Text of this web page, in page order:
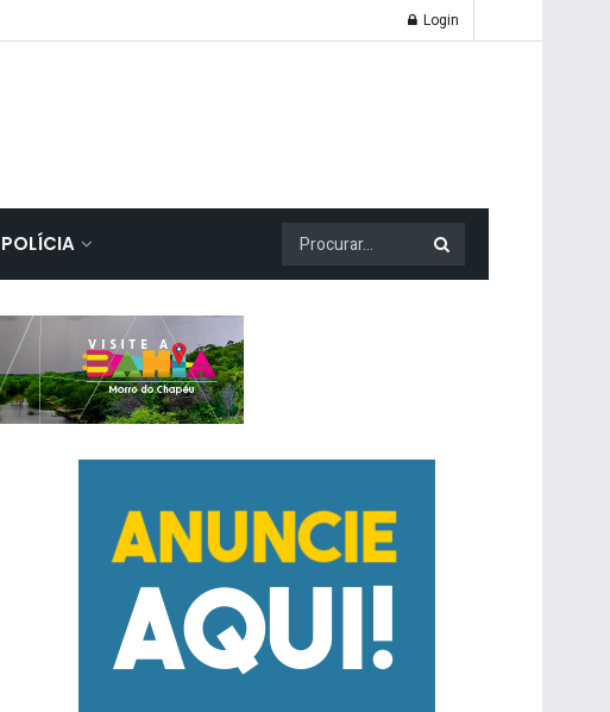
Login
POLÍCIA